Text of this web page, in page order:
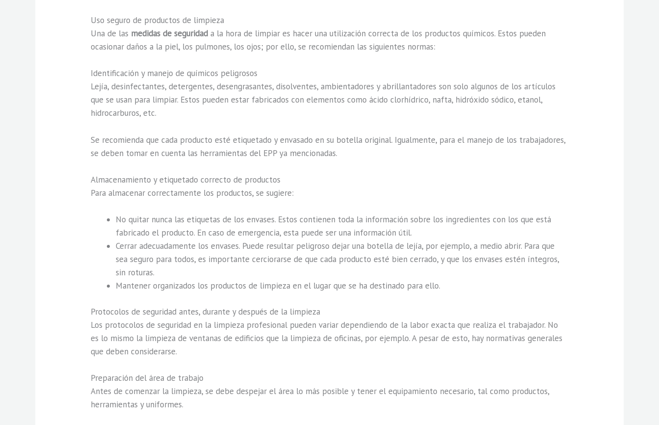
Uso seguro de productos de limpieza
Una de las medidas de seguridad a la hora de limpiar es hacer una utilización correcta de los productos químicos. Estos pueden
ocasionar daños a la piel, los pulmones, los ojos; por ello, se recomiendan las siguientes normas:
Identificación y manejo de químicos peligrosos
Lejía, desinfectantes, detergentes, desengrasantes, disolventes, ambientadores y abrillantadores son solo algunos de los artículos
que se usan para limpiar. Estos pueden estar fabricados con elementos como ácido clorhídrico, nafta, hidróxido sódico, etanol,
hidrocarburos, etc.
Se recomienda que cada producto esté etiquetado y envasado en su botella original. Igualmente, para el manejo de los trabajadores,
se deben tomar en cuenta las herramientas del EPP ya mencionadas.
Almacenamiento y etiquetado correcto de productos
Para almacenar correctamente los productos, se sugiere:
No quitar nunca las etiquetas de los envases. Estos contienen toda la información sobre los ingredientes con los que está
fabricado el producto. En caso de emergencia, esta puede ser una información útil.
Cerrar adecuadamente los envases. Puede resultar peligroso dejar una botella de lejía, por ejemplo, a medio abrir. Para que
sea seguro para todos, es importante cerciorarse de que cada producto esté bien cerrado, y que los envases estén íntegros,
sin roturas.
Mantener organizados los productos de limpieza en el lugar que se ha destinado para ello.
Protocolos de seguridad antes, durante y después de la limpieza
Los protocolos de seguridad en la limpieza profesional pueden variar dependiendo de la labor exacta que realiza el trabajador. No
es lo mismo la limpieza de ventanas de edificios que la limpieza de oficinas, por ejemplo. A pesar de esto, hay normativas generales
que deben considerarse.
Preparación del área de trabajo
Antes de comenzar la limpieza, se debe despejar el área lo más posible y tener el equipamiento necesario, tal como productos,
herramientas y uniformes.